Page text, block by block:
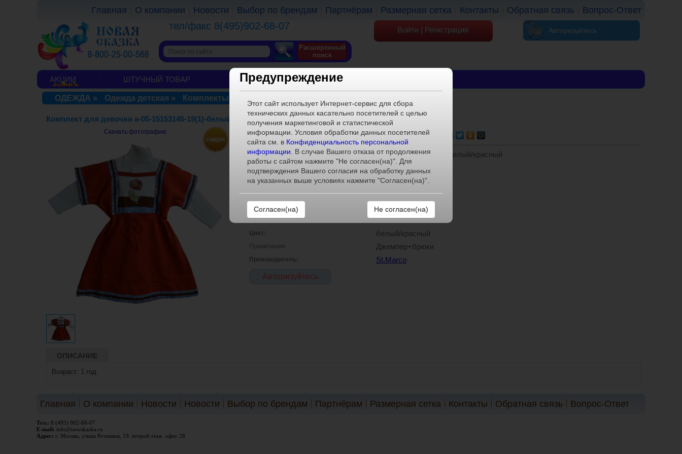
Главная О компании Новости Выбор по брендам Партнёрам Размерная сетка Контакты Обратная связь Вопрос-Ответ
АКЦИИ ШТУЧНЫЙ ТОВАР ОБУВЬ ОДЕЖДА
тел/факс 8(495)902-68-07 Авторизуйтесь
Войти | Регистрация
Расширенный
поиск
ОДЕЖДА » Одежда детская » Комплекты детские
Комплект для девочки a-05-15153145-19(1)-белый/красный
Скачать фотографию ХАРАКТЕРИСТИКИ
Артикул: a-05-15153145-19(1)-белый/красный
1
Штук в коробке: 1
Расклад в коробе: 1
Материал внешний: 100% ПЭ
Материал внутренний: 100% ПЭ
Цвет: белый/красный
Примечание Джемпер+брюки
Производитель: St.Marco
Авторизуйтесь
ОПИСАНИЕ
Возраст: 1 год
Главная О компании Новости Новости Выбор по брендам Партнёрам Размерная сетка Контакты Обратная связь Вопрос-Ответ
Тел.: 8 (495) 902-68-07
E-mail: info@newskazka.ru
Адрес: г. Москва, улица Речников, 19. второй этаж. офис 28
Предупреждение
Этот сайт использует Интернет-сервис для сбора
технических данных касательно посетителей с целью
получения маркетинговой и статистической
информации. Условия обработки данных посетителей
сайта см. в Конфиденциальность персональной
информации. В случае Вашего отказа от продолжения
работы с сайтом нажмите "Не согласен(на)". Для
подтверждения Вашего согласия на обработку данных
на указанных выше условиях нажмите "Согласен(на)".
Не согласен(на)